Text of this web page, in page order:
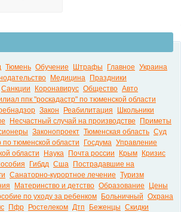
Тюмень Обучение Штрафы Главное Украина
Медицина
Праздники
Санкции Коронавирус Общество Авто
ппк "роскадастр" по тюменской области
Закон Реабилитация
Школьники
Несчастный случай на производстве
Приметы
Законопроект Тюменская область Суд
тюменской области
Госдума Управление
области
Наука Почта россии Крым
Кризис
Гибдд Сша
Пострадавшие на
Санаторно-курортное лечение Туризм
Материнство и детство Образование
Цены
по уходу за ребенком Больничный Охрана
Пфр Ростелеком Дтп Беженцы Скидки